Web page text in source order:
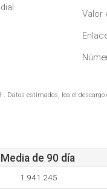
Valor
Datos estimados, lea el descargo
de 90 día
1.941.245